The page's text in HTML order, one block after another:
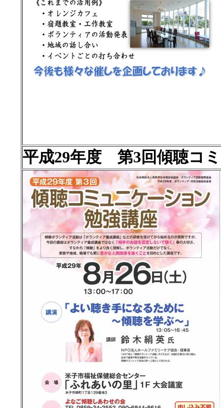
平成29年度 第3回傾聴コ